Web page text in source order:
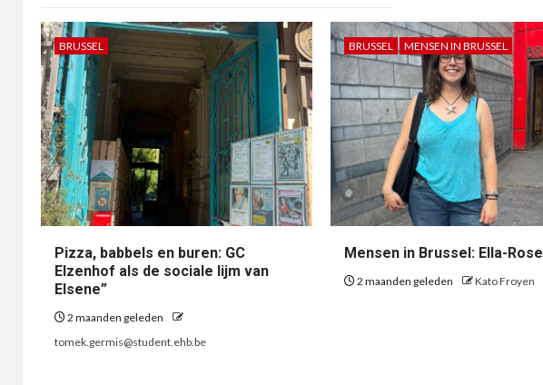
BRUSSEL
Pizza, babbels en buren: GC
Elzenhof als de sociale lijm van
Elsene”
2 maanden geleden
tomek.germis@student.ehb.be
BRUSSEL MENSEN IN BRUSSEL
Mensen in Brussel: Ella-Rose
2 maanden geleden Kato Froyen